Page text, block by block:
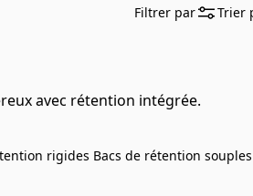
Trier
Filtrer par
avec rétention intégrée.
rigides Bacs de rétention souples